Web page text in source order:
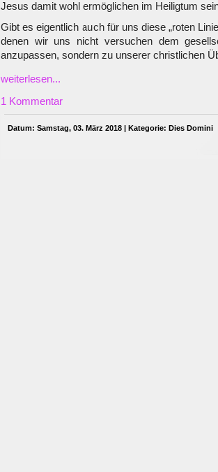
Jesus damit wohl ermöglichen im Heiligtum
Gibt es eigentlich auch für uns diese „roten
denen wir uns nicht versuchen dem
anzupassen, sondern zu unserer christlichen
weiterlesen...
1 Kommentar
Datum: Samstag, 03. März 2018 | Kategorie: Dies Domini